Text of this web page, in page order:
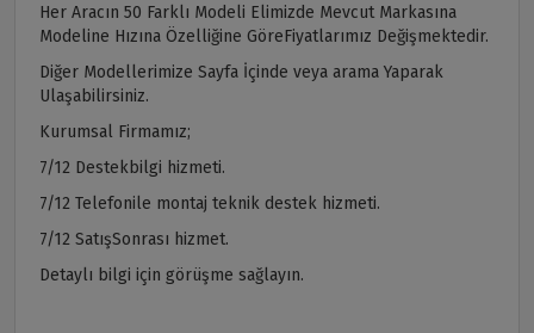
Her Aracın 50 Farklı Modeli Elimizde Mevcut Markasına
Modeline Hızına Özelliğine GöreFiyatlarımız Değişmektedir.
Diğer Modellerimize Sayfa İçinde veya arama Yaparak
Ulaşabilirsiniz.
Kurumsal Firmamız;
7/12 Destekbilgi hizmeti.
7/12 Telefonile montaj teknik destek hizmeti.
7/12 SatışSonrası hizmet.
Detaylı bilgi için görüşme sağlayın.